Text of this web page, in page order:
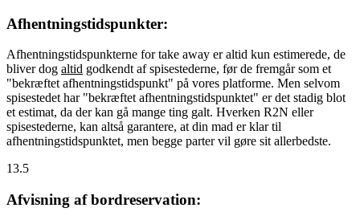
Afhentningstidspunkter:
Afhentningstidspunkterne for take away er altid kun estimerede, de
bliver dog altid godkendt af spisestederne, før de fremgår som et
"bekræftet afhentningstidspunkt" på vores platforme. Men selvom
spisestedet har "bekræftet afhentningstidspunktet" er det stadig blot
et estimat, da der kan gå mange ting galt. Hverken R2N eller
spisestederne, kan altså garantere, at din mad er klar til
afhentningstidspunktet, men begge parter vil gøre sit allerbedste.
13.5
Afvisning af bordreservation: